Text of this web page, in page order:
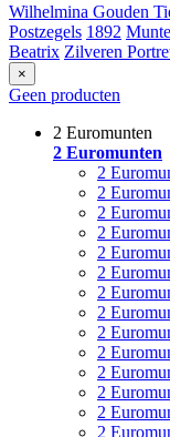
Wilhelmina Gouden
Postzegels 1892
Beatrix Zilveren
×
Geen producten
2 Euromunten
2 Euromunten
2
2
2
2
2
2
2
2
2
2
2
2
2
2